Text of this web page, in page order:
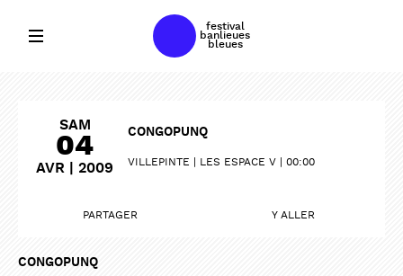
festival
banlieues
bleues
SAM
04
AVR | 2009
CONGOPUNQ
VILLEPINTE LES ESPACE V 00:00
PARTAGER Y ALLER
CONGOPUNQ